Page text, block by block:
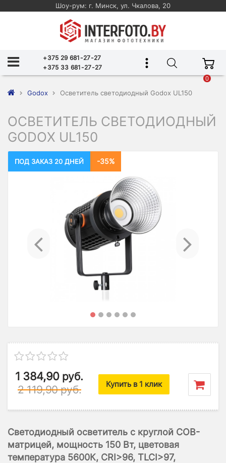
Шоу-рум: г. Минск, ул. Чкалова, 20
+375 29 681-27-27
+375 33 681-27-27
0
Godox Осветитель светодиодный Godox UL150
ОСВЕТИТЕЛЬ СВЕТОДИОДНЫЙ
GODOX UL150
ПОД ЗАКАЗ 20 ДНЕЙ -35%
Previous
1 384,90 руб.
2 119,90 руб. Купить в 1 клик
Светодиодный осветитель с круглой COB-
матрицей, мощность 150 Вт, цветовая
температура 5600К, CRI>96, TLCI>97,